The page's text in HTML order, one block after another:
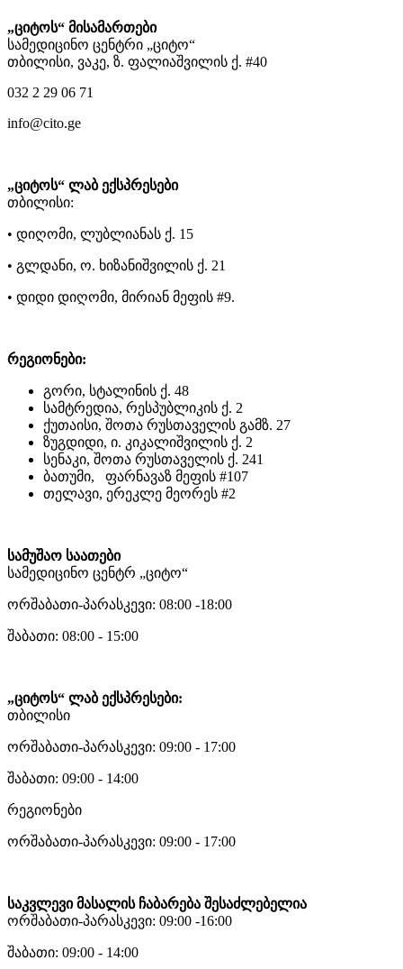
„ციტოს“ მისამართები
სამედიცინო ცენტრი „ციტო“
თბილისი, ვაკე, ზ. ფალიაშვილის ქ. #40
032 2 29 06 71
info@cito.ge
„ციტოს“ ლაბ ექსპრესები
თბილისი:
• დიღომი, ლუბლიანას ქ. 15
• გლდანი, ო. ხიზანიშვილის ქ. 21
• დიდი დიღომი, მირიან მეფის #9.
რეგიონები:
გორი, სტალინის ქ. 48
სამტრედია, რესპუბლიკის ქ. 2
ქუთაისი, შოთა რუსთაველის გამზ. 27
ზუგდიდი, ი. კიკალიშვილის ქ. 2
სენაკი, შოთა რუსთაველის ქ. 241
ბათუმი, ფარნავაზ მეფის #107
თელავი, ერეკლე მეორეს #2
სამუშაო საათები
სამედიცინო ცენტრ „ციტო“
ორშაბათი-პარასკევი: 08:00 -18:00
შაბათი: 08:00 - 15:00
„ციტოს“ ლაბ ექსპრესები:
თბილისი
ორშაბათი-პარასკევი: 09:00 - 17:00
შაბათი: 09:00 - 14:00
რეგიონები
ორშაბათი-პარასკევი: 09:00 - 17:00
საკვლევი მასალის ჩაბარება შესაძლებელია
ორშაბათი-პარასკევი: 09:00 -16:00
შაბათი: 09:00 - 14:00